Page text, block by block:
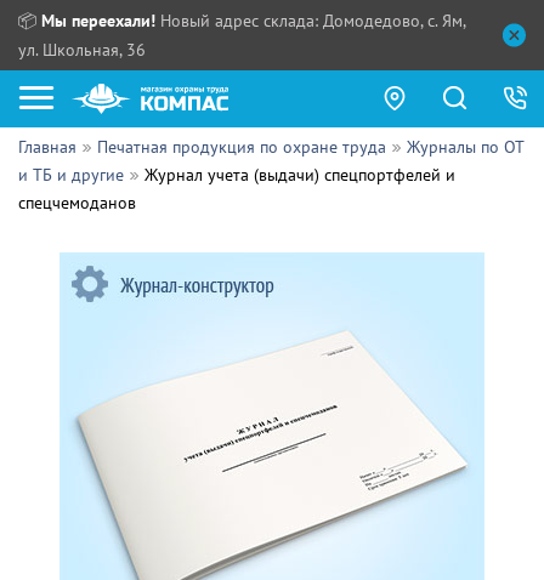
📦 Мы переехали! Новый адрес склада: Домодедово, с. Ям,
ул. Школьная, 36
Как купить?
Прайс-листы
Сотрудничество
Поставщикам
Обзоры
Контакты
ПН - ЧТ:
Главная Печатная продукция по охране труда
Журналы по ОТ
и ТБ и другие
Журнал учета (выдачи) спецпортфелей и
спецчемоданов